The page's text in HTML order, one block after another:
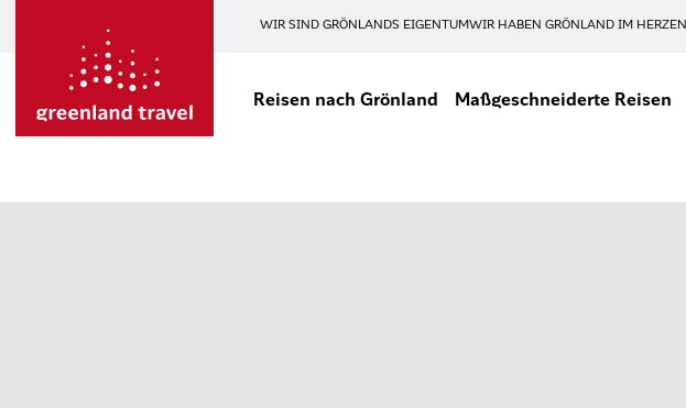
WIR SIND GRÖNLANDS EIGENTUMWIR HABEN GRÖNLAND IM HERZEN
Reisen nach Grönland Maßgeschneiderte Reisen